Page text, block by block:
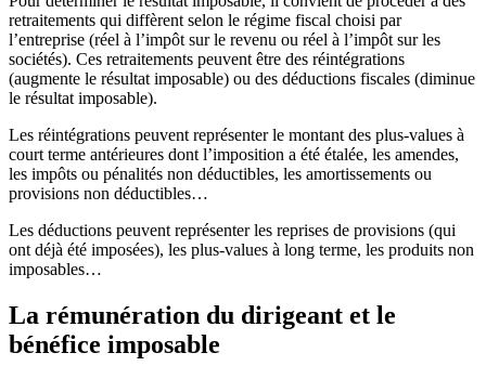
retraitements qui diffèrent selon le régime fiscal choisi par
l’entreprise (réel à l’impôt sur le revenu ou réel à l’impôt sur les
sociétés). Ces retraitements peuvent être des réintégrations
(augmente le résultat imposable) ou des déductions fiscales (diminue
le résultat imposable).
Les réintégrations peuvent représenter le montant des plus-values à
court terme antérieures dont l’imposition a été étalée, les amendes,
les impôts ou pénalités non déductibles, les amortissements ou
provisions non déductibles…
Les déductions peuvent représenter les reprises de provisions (qui
ont déjà été imposées), les plus-values à long terme, les produits non
imposables…
La rémunération du dirigeant et le
bénéfice imposable